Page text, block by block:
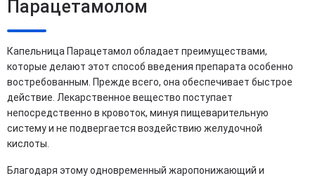
Парацетамолом
Капельница Парацетамол обладает преимуществами,
которые делают этот способ введения препарата особенно
востребованным. Прежде всего, она обеспечивает быстрое
действие. Лекарственное вещество поступает
непосредственно в кровоток, минуя пищеварительную
систему и не подвергается воздействию желудочной
кислоты.
Благодаря этому одновременный жаропонижающий и